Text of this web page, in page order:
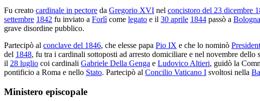
Fu creato cardinale in pectore da Gregorio XVI nel concistoro del 23 dicembre
settembre 1842 fu inviato a Forlì come legato e il 30 aprile 1844 passò a Bologna
grave disordine pubblico.
Partecipò al conclave del 1846, che elesse papa Pio IX e che lo nominò
del 1848, fu tra i cardinali sottoposti ad arresto domiciliare e nel novembre
il 28 luglio coi cardinali Gabriele Della Genga e Ludovico Altieri, guidò la
pontificio a Roma e nello Stato. Partecipò al Concilio Vaticano I svoltosi nella
Ministero episcopale